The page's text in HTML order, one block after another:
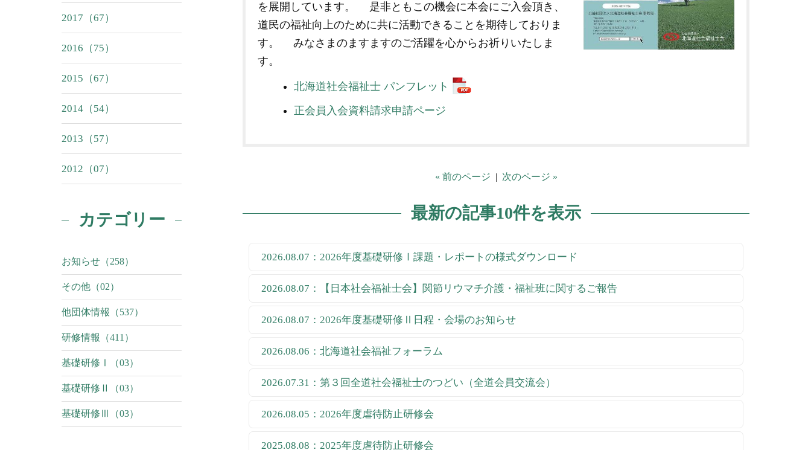
を展開しています。 是非ともこの機会に本会にご入会頂き、
道民の福祉向上のために共に活動できることを期待しておりま
す。 みなさまのますますのご活躍を心からお祈りいたしま
す。
北海道社会福祉士 パンフレット
正会員入会資料請求申請ページ
« 前のページ | 次のページ »
最新の記事10件を表示
2026.08.07：2026年度基礎研修Ⅰ課題・レポートの様式ダウンロード
2026.08.07：【日本社会福祉士会】関節リウマチ介護・福祉班に関するご報告
2026.08.07：2026年度基礎研修Ⅱ日程・会場のお知らせ
2026.08.06：北海道社会福祉フォーラム
2026.07.31：第３回全道社会福祉士のつどい（全道会員交流会）
2026.08.05：2026年度虐待防止研修会
2025.08.08：2025年度虐待防止研修会
2017（67）
2016（75）
2015（67）
2014（54）
2013（57）
2012（07）
カテゴリー
お知らせ（258）
その他（02）
他団体情報（537）
研修情報（411）
基礎研修Ⅰ（03）
基礎研修Ⅱ（03）
基礎研修Ⅲ（03）